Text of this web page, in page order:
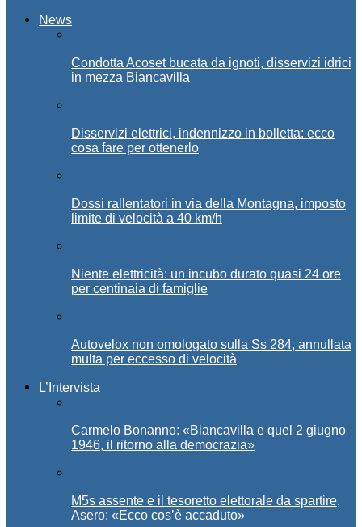
News
Condotta Acoset bucata da ignoti, disservizi idrici
in mezza Biancavilla
Disservizi elettrici, indennizzo in bolletta: ecco
cosa fare per ottenerlo
Dossi rallentatori in via della Montagna, imposto
limite di velocità a 40 km/h
Niente elettricità: un incubo durato quasi 24 ore
per centinaia di famiglie
Autovelox non omologato sulla Ss 284, annullata
multa per eccesso di velocità
L’Intervista
Carmelo Bonanno: «Biancavilla e quel 2 giugno
1946, il ritorno alla democrazia»
M5s assente e il tesoretto elettorale da spartire,
Asero: «Ecco cos’è accaduto»